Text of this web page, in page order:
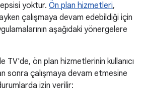
yoktur. Ön plan hizmetleri,
çalışmaya devam edebildiği için
aşağıdaki yönergelere
TV'de, ön plan hizmetlerinin kullanıcı
sonra çalışmaya devam etmesine
izin verilir: